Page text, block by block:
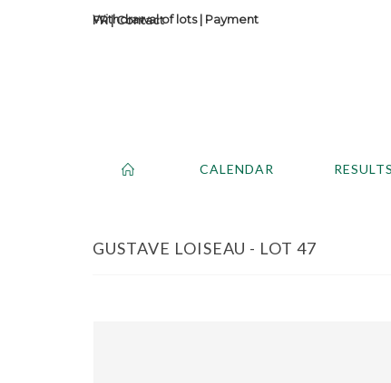
Contact
Withdrawal of lots| Payment
CALENDAR RESULTS
GUSTAVE LOISEAU - LOT 47